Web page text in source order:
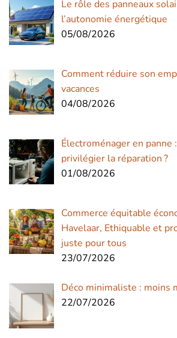
Le rôle des panneaux
l’autonomie énergétique
05/08/2026
Comment réduire son
vacances
04/08/2026
Électroménager en panne
privilégier la réparation ?
01/08/2026
Commerce équitable
Havelaar, Ethiquable et
juste pour tous
23/07/2026
Déco minimaliste : moins
22/07/2026